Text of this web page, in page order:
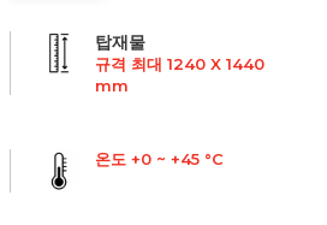
탑재물
규격 최대 1240 X 1440
mm
온도 +0 ~ +45 °C